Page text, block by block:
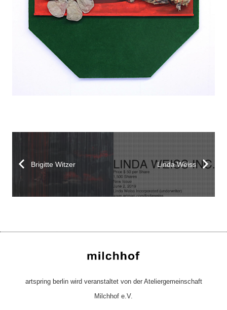
Brigitte Witzer Linda Weiss
artspring berlin wird veranstaltet von der Ateliergemeinschaft
Milchhof e.V.